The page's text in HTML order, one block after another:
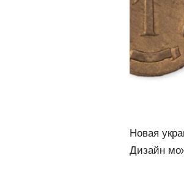
Новая
Дизайн